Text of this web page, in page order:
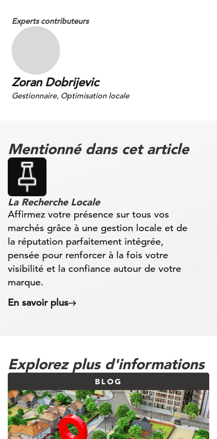
Experts contributeurs
Zoran Dobrijevic
Gestionnaire, Optimisation locale
Mentionné dans cet article
La Recherche Locale
Affirmez votre présence sur tous vos
marchés grâce à une gestion locale et de
la réputation parfaitement intégrée,
pensée pour renforcer à la fois votre
visibilité et la confiance autour de votre
marque.
En savoir plus
Explorez plus d'informations
BLOG